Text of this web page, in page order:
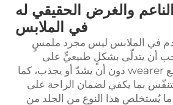
والغرض الحقيقي له
في الملابس
في الملابس ليس مجرد ملمسٍ
أن يتدلّى بشكلٍ طبيعيٍّ على
الجسم، وأن يتحرّك مع wearer دون أن يشدّ أو يجذب، كما
بما يكفي لضمان الراحة على
يُستخلص هذا النوع من الجلد من